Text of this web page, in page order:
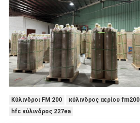
Κύλινδροι FM 200
κύλινδρος αερίου fm200
hfc κύλινδρος 227ea